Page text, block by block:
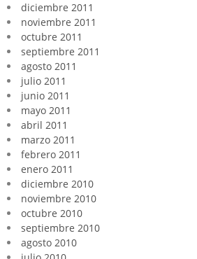
diciembre 2011
noviembre 2011
octubre 2011
septiembre 2011
agosto 2011
julio 2011
junio 2011
mayo 2011
abril 2011
marzo 2011
febrero 2011
enero 2011
diciembre 2010
noviembre 2010
octubre 2010
septiembre 2010
agosto 2010